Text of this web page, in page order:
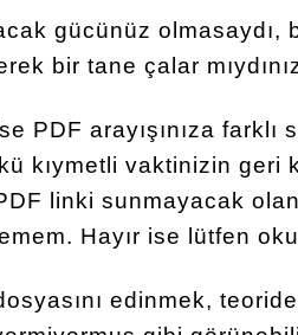
gücünüz olmasaydı,
bir tane çalar
PDF arayışınıza
kıymetli vaktinizin geri
linki sunmayacak
Hayır ise lütfen
edinmek,